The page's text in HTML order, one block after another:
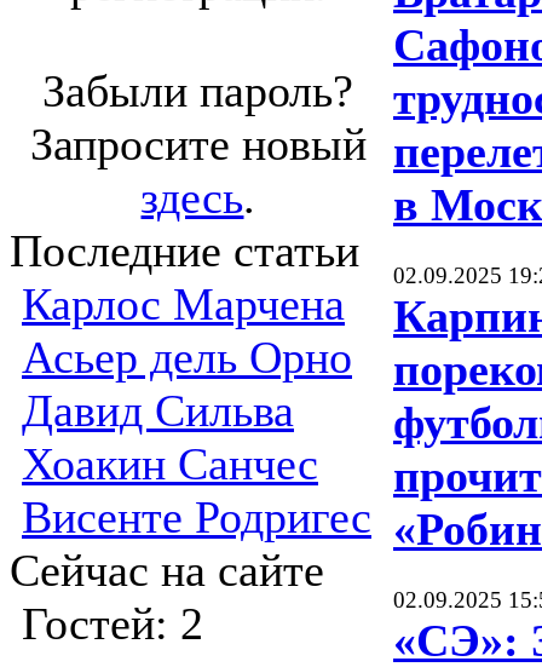
Забыли пароль?
Запросите новый
здесь.
Последние статьи
Карлос Марчена
Асьер дель Орно
Давид Сильва
Хоакин Санчес
Висенте Родригес
Сейчас на сайте
Гостей: 2
в
02.09.2025
02.09.2025
«СЭ»: